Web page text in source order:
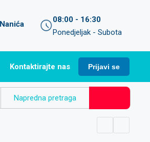
08:00 - 16:30
Ponedjeljak - Subota
Kontaktirajte nas Prijavi se
Napredna pretraga